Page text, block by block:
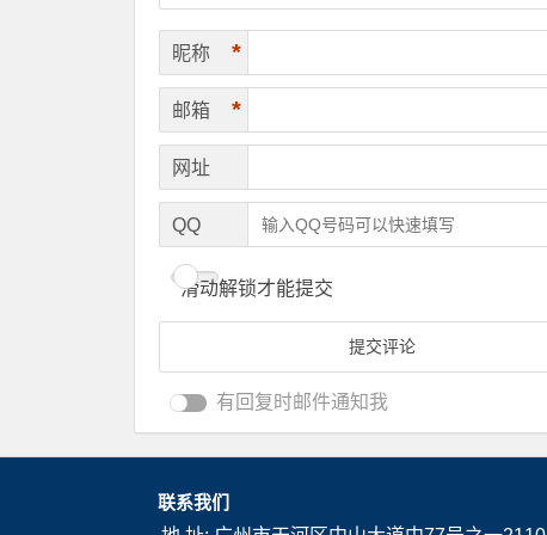
昵称 *
邮箱 *
网址
QQ
滑动解锁才能提交
有回复时邮件通知我
联系我们